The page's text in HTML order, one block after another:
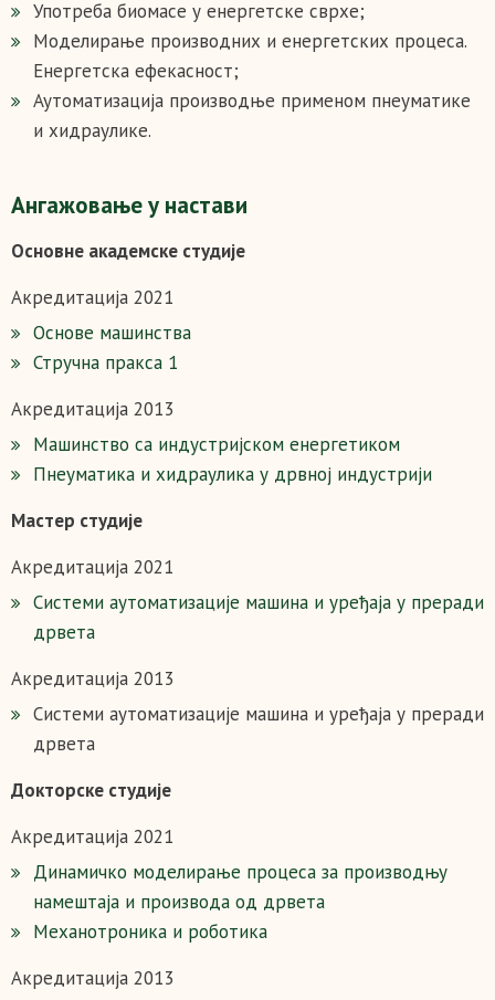
Употреба биомасе у енергетске сврхе;
Моделирање производних и енергетских процеса.
Енергетска ефекасност;
Аутоматизација производње применом пнеуматике
и хидраулике.
Ангажовање у настави
Основне академске студије
Акредитација 2021
Основе машинства
Стручна пракса 1
Акредитација 2013
Машинство са индустријском енергетиком
Пнеуматика и хидраулика у дрвној индустрији
Мастер студије
Акредитација 2021
Системи аутоматизације машина и уређаја у преради
дрвета
Акредитација 2013
Системи аутоматизације машина и уређаја у преради
дрвета
Докторске студије
Акредитација 2021
Динамичко моделирање процеса за производњу
намештаја и производа од дрвета
Механотроника и роботика
Акредитација 2013